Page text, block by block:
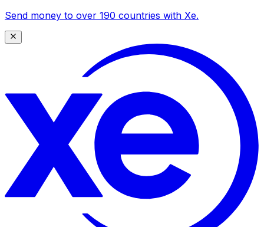
Send money to over 190 countries with Xe.